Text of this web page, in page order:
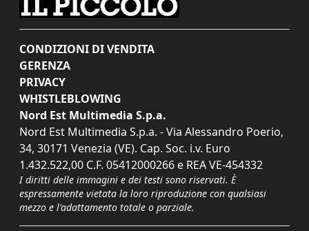
CONDIZIONI DI VENDITA
GERENZA
PRIVACY
WHISTLEBLOWING
Nord Est Multimedia S.p.a.
Nord Est Multimedia S.p.a. - Via Alessandro Poerio,
34, 30171 Venezia (VE). Cap. Soc. i.v. Euro
1.432.522,00 C.F. 05412000266 e REA VE-454332
I diritti delle immagini e dei testi sono riservati. È
espressamente vietata la loro riproduzione con qualsiasi
mezzo e l'adattamento totale o parziale.